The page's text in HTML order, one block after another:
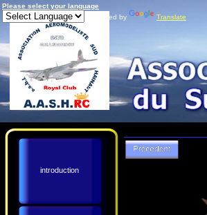
Please select your language
Powered by
Translate
introduction